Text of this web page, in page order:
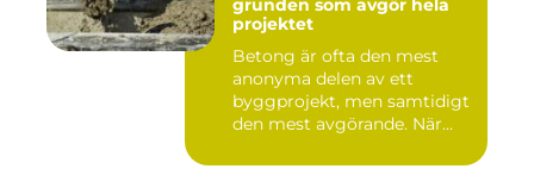
grunden som avgör hela
projektet
Betong är ofta den mest
anonyma delen av ett
byggprojekt, men samtidigt
den mest avgörande. När